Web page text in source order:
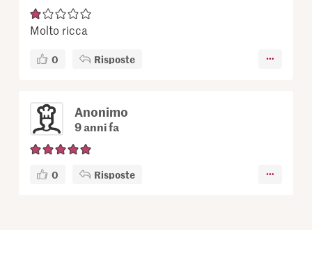
Molto ricca
0 Risposte
Anonimo
9 anni fa
0 Risposte